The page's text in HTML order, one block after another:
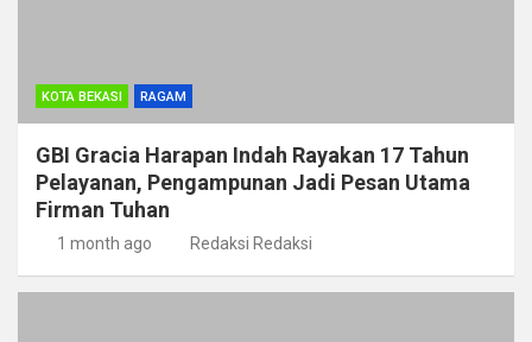
KOTA BEKASI RAGAM
GBI Gracia Harapan Indah Rayakan 17 Tahun
Pelayanan, Pengampunan Jadi Pesan Utama
Firman Tuhan
1 month ago Redaksi Redaksi